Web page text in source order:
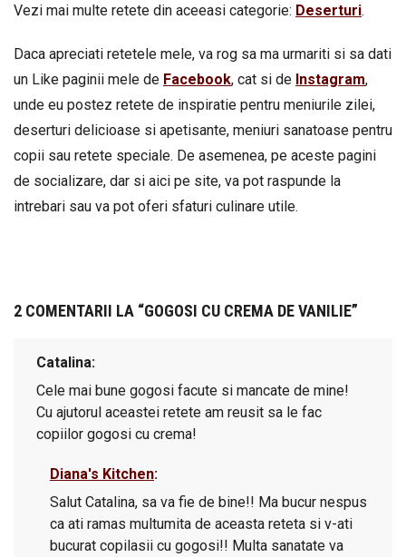
Vezi mai multe retete din aceeasi categorie: Deserturi.
Daca apreciati retetele mele, va rog sa ma urmariti si sa dati
un Like paginii mele de Facebook, cat si de Instagram,
unde eu postez retete de inspiratie pentru meniurile zilei,
deserturi delicioase si apetisante, meniuri sanatoase pentru
copii sau retete speciale. De asemenea, pe aceste pagini
de socializare, dar si aici pe site, va pot raspunde la
intrebari sau va pot oferi sfaturi culinare utile.
2 COMENTARII LA “GOGOSI CU CREMA DE VANILIE”
Catalina
Cele mai bune gogosi facute si mancate de mine!
Cu ajutorul aceastei retete am reusit sa le fac
copiilor gogosi cu crema!
Diana's Kitchen
Salut Catalina, sa va fie de bine!! Ma bucur nespus
ca ati ramas multumita de aceasta reteta si v-ati
bucurat copilasii cu gogosi!! Multa sanatate va